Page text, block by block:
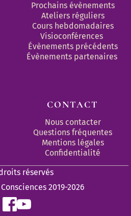
Prochains évènements
Ateliers réguliers
Cours hebdomadaires
Visioconférences
Évènements précédents
Évènements partenaires
CONTACT
Nous contacter
Questions fréquentes
Mentions légales
Confidentialité
réservés
2019-2026